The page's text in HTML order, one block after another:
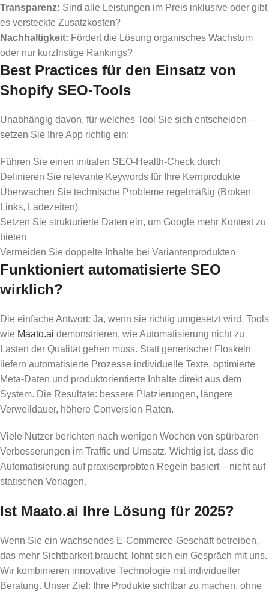
Transparenz: Sind alle Leistungen im Preis inklusive oder gibt
es versteckte Zusatzkosten?
Nachhaltigkeit: Fördert die Lösung organisches Wachstum
oder nur kurzfristige Rankings?
Best Practices für den Einsatz von
Shopify SEO-Tools
Unabhängig davon, für welches Tool Sie sich entscheiden –
setzen Sie Ihre App richtig ein:
Führen Sie einen initialen SEO-Health-Check durch
Definieren Sie relevante Keywords für Ihre Kernprodukte
Überwachen Sie technische Probleme regelmäßig (Broken
Links, Ladezeiten)
Setzen Sie strukturierte Daten ein, um Google mehr Kontext zu
bieten
Vermeiden Sie doppelte Inhalte bei Variantenprodukten
Funktioniert automatisierte SEO
wirklich?
Die einfache Antwort: Ja, wenn sie richtig umgesetzt wird. Tools
wie Maato.ai demonstrieren, wie Automatisierung nicht zu
Lasten der Qualität gehen muss. Statt generischer Floskeln
liefern automatisierte Prozesse individuelle Texte, optimierte
Meta-Daten und produktorientierte Inhalte direkt aus dem
System. Die Resultate: bessere Platzierungen, längere
Verweildauer, höhere Conversion-Raten.
Viele Nutzer berichten nach wenigen Wochen von spürbaren
Verbesserungen im Traffic und Umsatz. Wichtig ist, dass die
Automatisierung auf praxiserprobten Regeln basiert – nicht auf
statischen Vorlagen.
Ist Maato.ai Ihre Lösung für 2025?
Wenn Sie ein wachsendes E-Commerce-Geschäft betreiben,
das mehr Sichtbarkeit braucht, lohnt sich ein Gespräch mit uns.
Wir kombinieren innovative Technologie mit individueller
Beratung. Unser Ziel: Ihre Produkte sichtbar zu machen, ohne